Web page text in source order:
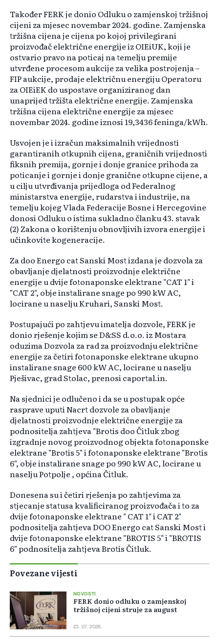
Također FERK je donio Odluku o zamjenskoj tržišnoj
cijeni za mjesec novembar 2024. godine. Zamjenska
tržišna cijena je cijena po kojoj privilegirani
proizvođač električne energije iz OIEiUK, koji je
ostvario pravo na poticaj na temelju premije
utvrđene procesom aukcije za velika postrojenja –
FIP aukcije, prodaje električnu energiju Operatoru
za OIEiEK do uspostave organiziranog dan
unaprijed tržišta električne energije. Zamjenska
tržišna cijena električne energije za mjesec
novembar 2024. godine iznosi 19,3436 feninga/kWh.
Usvojen je i izračun maksimalnih vrijednosti
garantiranih otkupnih cijena, graničnih vrijednosti
fiksnih premija, gornje i donje granice prihoda za
poticanje i gornje i donje granične otkupne cijene, a
u cilju utvrđivanja prijedloga od Federalnog
ministarstva energije, rudarstva i industrije, na
temelju kojeg Vlada Federacije Bosne i Hercegovine
donosi Odluku o istima sukladno članku 43. stavak
(2) Zakona o korištenju obnovljivih izvora energije i
učinkovite kogeneracije.
Za doo Energo cat Sanski Most izdana je dozvola za
obavljanje djelatnosti proizvodnje električne
energije u dvije fotonaponske elektrane "CAT 1" i
"CAT 2", obje instalirane snage po 990 kW AC,
locirane u naselju Kruhari, Sanski Most.
Postupajući po zahtjevu imatelja dozvole, FERK je
donio rješenje kojim se D&SS d.o.o. iz Mostara
oduzima Dozvola za rad za proizvodnju električne
energije za četiri fotonaponske elektrane ukupno
instalirane snage 600 kW AC, locirane u naselju
Pješivac, grad Stolac, prenosi caportal.in.
Na sjednici je odlučeno i da se u postupak opće
rasprave uputi Nacrt dozvole za obavljanje
djelatnosti proizvodnje električne energije za
podnositelja zahtjeva "Brotis doo Čitluk zbog
izgradnje novog proizvodnog objekta fotonaponske
elektrane "Brotis 5" i fotonaponske elektrane "Brotis
6", obje instalirane snage po 990 kW AC, locirane u
naselju Potpolje , općina Čitluk.
Donesena su i četiri rješenja po zahtjevima za
stjecanje statusa kvalificiranog proizvođača i to za
dvije fotonaponske elektrane " CAT 1" i CAT 2"
podnositelja zahtjeva DOO Energo cat Sanski Most i
dvije fotonaponske elektrane "BROTIS 5" i "BROTIS
6" podnositelja zahtjeva Brotis Čitluk.
Povezane vijesti
NOVOSTI
FERK donio odluku o zamjenskoj
tržišnoj cijeni struje za august
23. 07. 2026.